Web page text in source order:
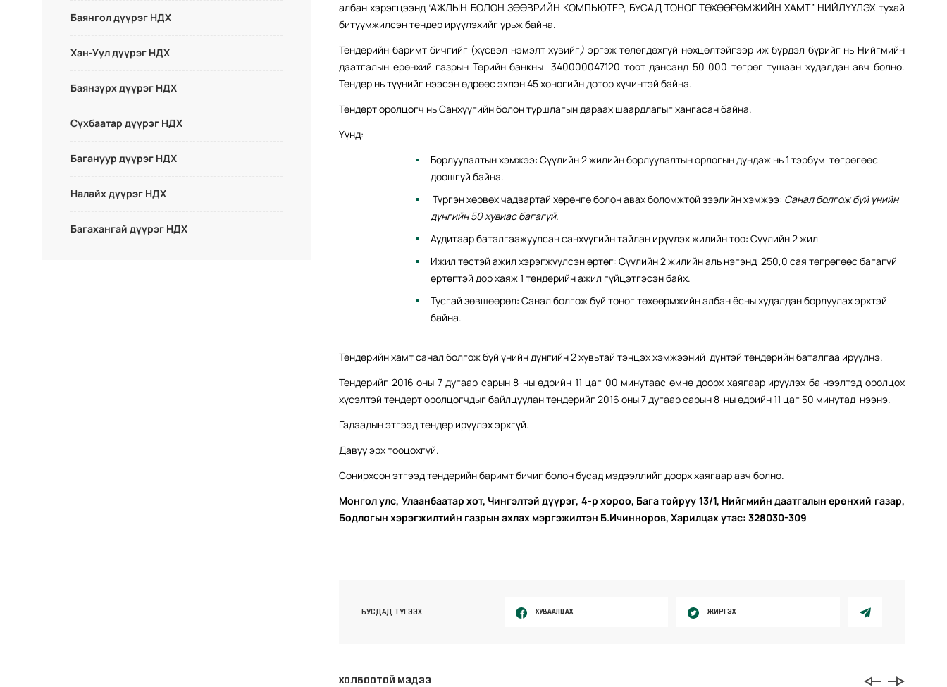
Баянгол дүүрэг НДХ
Хан-Уул дүүрэг НДХ
Баянзүрх дүүрэг НДХ
Сүхбаатар дүүрэг НДХ
Багануур дүүрэг НДХ
Налайх дүүрэг НДХ
Багахангай дүүрэг НДХ
албан хэрэгцээнд “АЖЛЫН БОЛОН ЗӨӨВРИЙН КОМПЬЮТЕР, БУСАД ТОНОГ ТӨХӨӨРӨМЖИЙН ХАМТ” НИЙЛҮҮЛЭХ тухай
битүүмжилсэн тендер ирүүлэхийг урьж байна.
Тендерийн баримт бичгийг (хүсвэл нэмэлт хувийг) эргэж төлөгдөхгүй нөхцөлтэйгээр иж бүрдэл бүрийг нь Нийгмийн
даатгалын ерөнхий газрын Төрийн банкны 340000047120 тоот дансанд 50 000 төгрөг тушаан худалдан авч болно.
Тендер нь түүнийг нээсэн өдрөөс эхлэн 45хоногийн дотор хүчинтэй байна.
Тендерт оролцогч нь Санхүүгийн болон туршлагын дараах шаардлагыг хангасан байна.
Үүнд:
Борлуулалтын хэмжээ: Сүүлийн 2 жилийн борлуулалтын орлогын дундаж нь 1 тэрбум төгрөгөөс
доошгүй байна.
Түргэн хөрвөх чадвартай хөрөнгө болон авах боломжтой зээлийн хэмжээ: Санал болгож буй үнийн
дүнгийн 50 хувиас багагүй.
Аудитаар баталгаажуулсан санхүүгийн тайлан ирүүлэх жилийн тоо: Сүүлийн 2 жил
Ижил төстэй ажил хэрэгжүүлсэн өртөг: Сүүлийн 2 жилийн аль нэгэнд 250,0 сая төгрөгөөс багагүй
өртөгтэй дор хаяж 1 тендерийн ажил гүйцэтгэсэн байх.
Тусгай зөвшөөрөл: Санал болгож буй тоног төхөөрмжийн албан ёсны худалдан борлуулах эрхтэй
байна.
Тендерийн хамт cанал болгож буй үнийн дүнгийн 2 хувьтай тэнцэх хэмжээний дүнтэй тендерийн баталгаа ирүүлнэ.
Тендерийг 2016 оны 7 дугаар сарын 8-ны өдрийн 11 цаг 00 минутаас өмнө доорх хаягаар ирүүлэх ба нээлтэд оролцох
хүсэлтэй тендерт оролцогчдыг байлцуулан тендерийг 2016 оны 7 дугаар сарын 8-ны өдрийн 11 цаг 50 минутад нээнэ.
Гадаадын этгээд тендер ирүүлэх эрхгүй.
Давуу эрх тооцохгүй.
Сонирхсон этгээд тендерийн баримт бичиг болон бусад мэдээллийг доорх хаягаар авч болно.
Монгол улс, Улаанбаатар хот, Чингэлтэй дүүрэг, 4-р хороо, Бага тойруу 13/1, Нийгмийн даатгалын ерөнхий газар,
Бодлогын хэрэгжилтийн газрын ахлах мэргэжилтэн Б.Ичинноров, Харилцах утас: 328030-309
БУСДАД ТҮГЭЭХ ХУВААЛЦАХ ЖИРГЭХ
ХОЛБООТОЙ МЭДЭЭ